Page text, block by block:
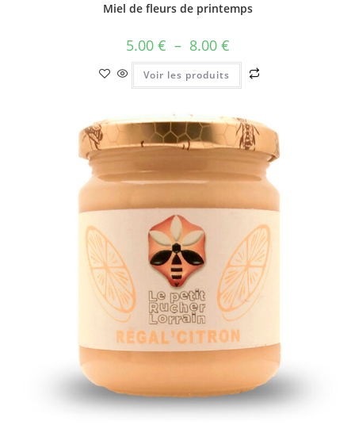
Miel de fleurs de printemps
5.00 € – 8.00 €
Voir les produits